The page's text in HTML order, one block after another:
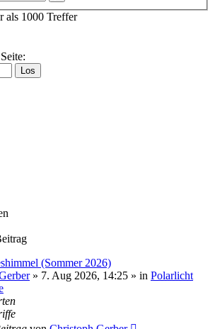
als 1000 Treffer
(Sommer 2026)
» 7. Aug 2026, 14:25 » in Polarlicht